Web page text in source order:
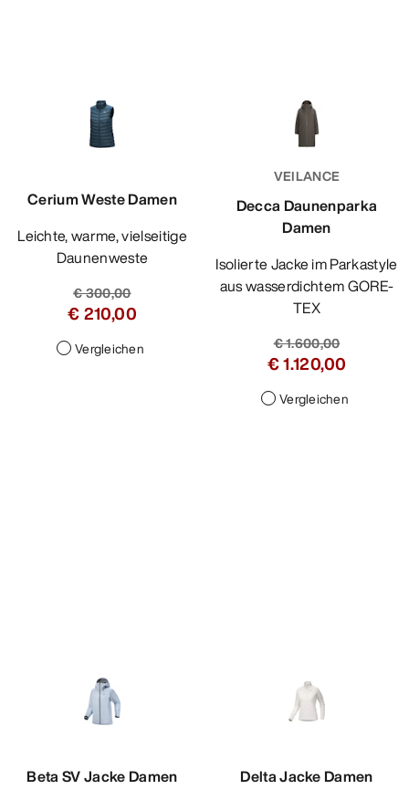
Cerium Weste Damen
Leichte, warme, vielseitige
Daunenweste
€ 300,00
€ 210,00
Vergleichen
VEILANCE
Decca Daunenparka
Damen
Isolierte Jacke im Parkastyle
aus wasserdichtem GORE-
TEX
€ 1.600,00
€ 1.120,00
Vergleichen
Beta SV Jacke Damen
Delta Jacke Damen